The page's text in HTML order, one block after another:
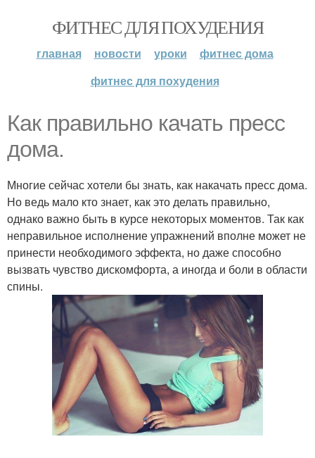
ФИТНЕС ДЛЯ ПОХУДЕНИЯ
главная новости уроки
фитнес дома
фитнес для похудения
Как правильно качать пресс
дома.
Многие сейчас хотели бы знать, как накачать пресс дома.
Но ведь мало кто знает, как это делать правильно,
однако важно быть в курсе некоторых моментов. Так как
неправильное исполнение упражнений вполне может не
принести необходимого эффекта, но даже способно
вызвать чувство дискомфорта, а иногда и боли в области
спины.